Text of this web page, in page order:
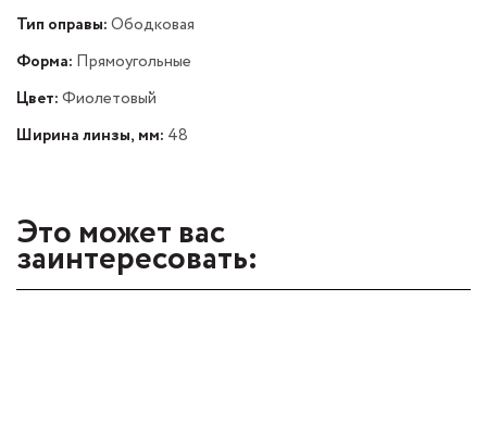
Тип оправы:Ободковая
Форма: Прямоугольные
Цвет:Фиолетовый
Ширина линзы, мм: 48
Это может вас
заинтересовать: